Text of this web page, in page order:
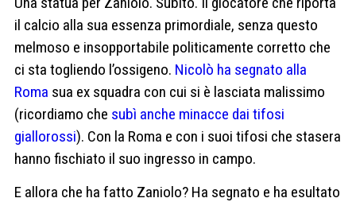
il calcio alla sua essenza primordiale, senza questo
melmoso e insopportabile politicamente corretto che
ci sta togliendo l’ossigeno. Nicolò ha segnato alla
Roma sua ex squadra con cui si è lasciata malissimo
(ricordiamo che subì anche minacce dai tifosi
giallorossi). Con la Roma e con i suoi tifosi che stasera
hanno fischiato il suo ingresso in campo.
E allora che ha fatto Zaniolo? Ha segnato e ha esultato